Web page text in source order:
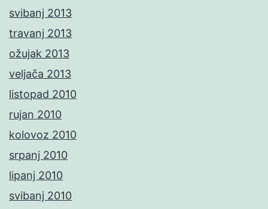
svibanj 2013
travanj 2013
ožujak 2013
veljača 2013
listopad 2010
rujan 2010
kolovoz 2010
srpanj 2010
lipanj 2010
svibanj 2010